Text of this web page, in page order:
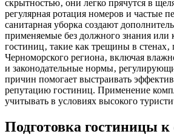
скрытностью‚ они легко прячутся в
регулярная ротация номеров и частые
санитарная уборка создают
применяемые без должного знания или
гостиниц‚ такие как трещины в
Черноморского региона‚ включая
и законодательные нормы‚
причин помогает выстраивать
репутацию гостиниц. Применение
учитывать в условиях высокого
Подготовка гостиницы к